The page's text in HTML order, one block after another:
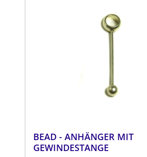
BEAD - ANHÄNGER MIT
GEWINDESTANGE